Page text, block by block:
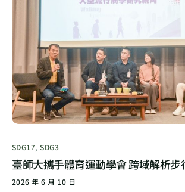
SDG17,SDG3
臺師大攜手體育運動學會 跨域解析
2026 年 6 月 10 日